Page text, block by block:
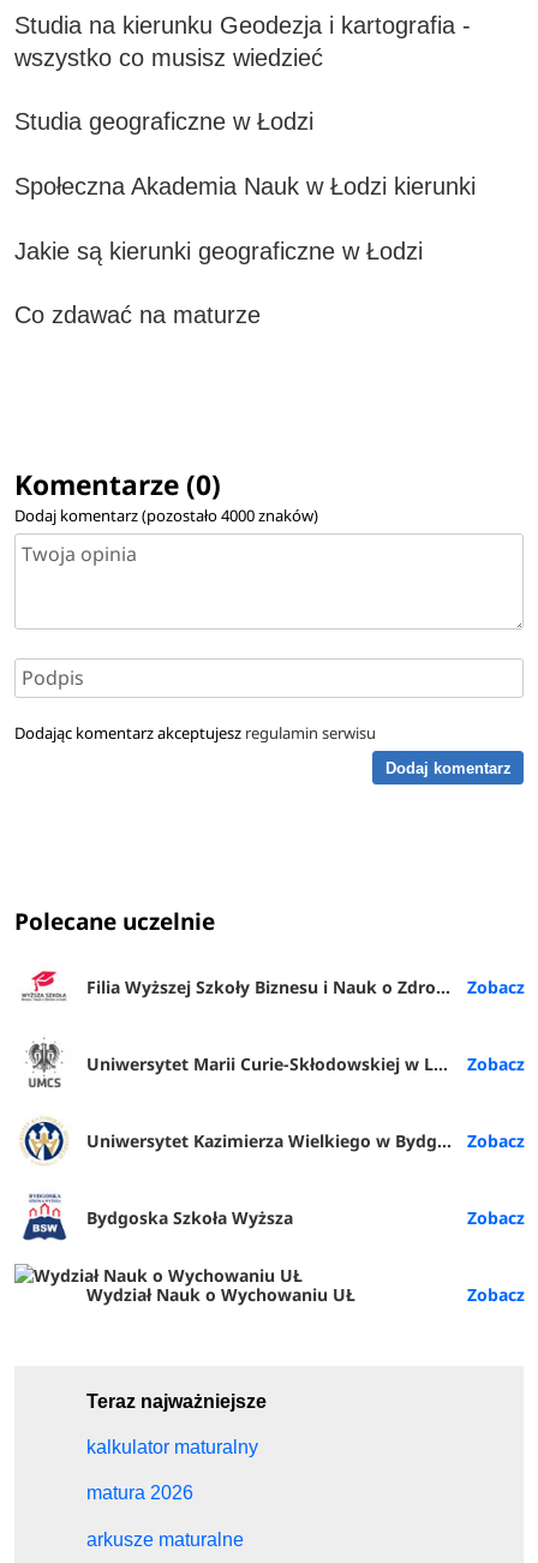
Studia na kierunku Geodezja i kartografia -
wszystko co musisz wiedzieć
Studia geograficzne w Łodzi
Społeczna Akademia Nauk w Łodzi kierunki
Jakie są kierunki geograficzne w Łodzi
Co zdawać na maturze
Komentarze (0)
Dodaj komentarz (pozostało4000znaków)
Dodając komentarz akceptujesz regulamin serwisu
Dodaj komentarz
Polecane uczelnie
Filia Wyższej Szkoły Biznesu i Nauk o Zdrowiu w Rybniku
Uniwersytet Marii Curie-Skłodowskiej w Lublinie
Uniwersytet Kazimierza Wielkiego w Bydgoszczy
Bydgoska Szkoła Wyższa
Wydział Nauk o Wychowaniu UŁ
Teraz najważniejsze
kalkulator maturalny
matura 2026
arkusze maturalne